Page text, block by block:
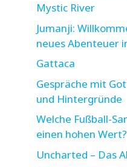
Mystic River
Jumanji:
neues Abenteuer
Gattaca
Gespräche mit
und Hintergründe
Welche Fußball-
einen hohen Wert?
Uncharted – Das